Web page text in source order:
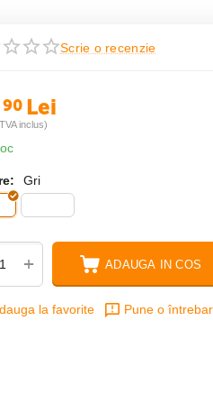
Scrie o recenzie
90 Lei
inclus)
Gri
+ ADAUGA IN COS
la favorite Pune o